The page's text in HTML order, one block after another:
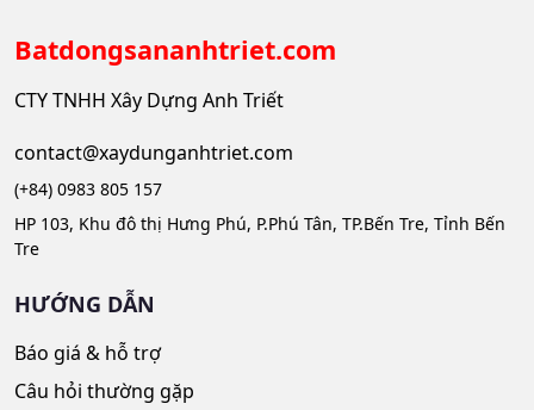
Batdongsananhtriet.com
CTY TNHH Xây Dựng Anh Triết
contact@xaydunganhtriet.com
(+84) 0983 805 157
HP 103, Khu đô thị Hưng Phú, P.Phú Tân, TP.Bến Tre, Tỉnh Bến
Tre
HƯỚNG DẪN
Báo giá & hỗ trợ
Câu hỏi thường gặp